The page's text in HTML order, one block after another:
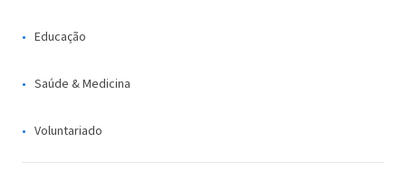
Educação
Saúde & Medicina
Voluntariado